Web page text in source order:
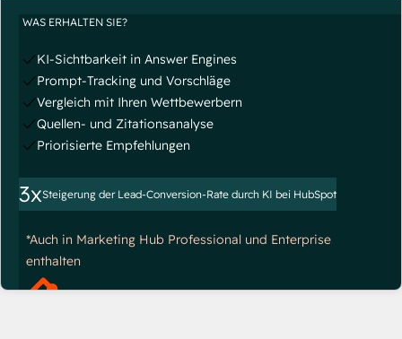
WAS ERHALTEN SIE?
KI-Sichtbarkeit in Answer Engines
Prompt-Tracking und Vorschläge
Vergleich mit Ihren Wettbewerbern
Quellen- und Zitationsanalyse
Priorisierte Empfehlungen
3xSteigerung der Lead-Conversion-Rate durch KI bei HubSpot
*Auch in Marketing Hub Professional und Enterprise
enthalten